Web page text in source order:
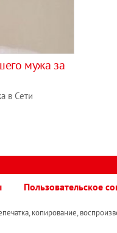
мужа за
в Сети
Пользовательское
копирование,